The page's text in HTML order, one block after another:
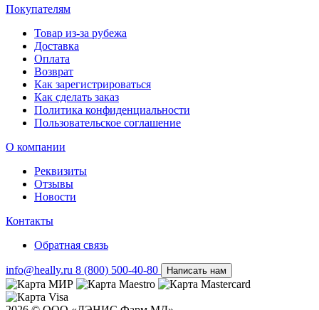
Покупателям
Товар из-за рубежа
Доставка
Оплата
Возврат
Как зарегистрироваться
Как сделать заказ
Политика конфиденциальности
Пользовательское соглашение
О компании
Реквизиты
Отзывы
Новости
Контакты
Обратная связь
info@heally.ru 8 (800) 500-40-80 Написать нам